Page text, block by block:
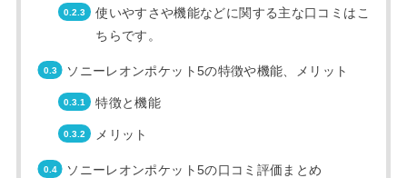
使いやすさや機能などに関する主な口コミはこ
ちらです。
ソニーレオンポケット5の特徴や機能、メリット
特徴と機能
メリット
ソニーレオンポケット5の口コミ評価まとめ